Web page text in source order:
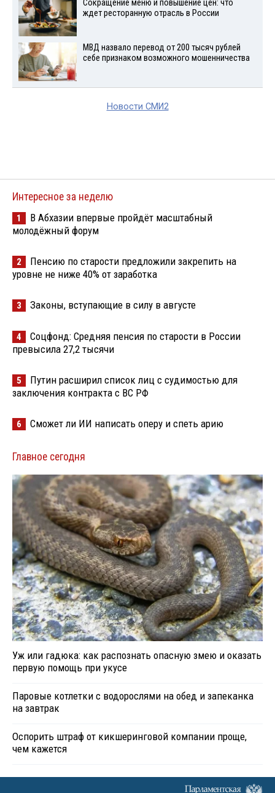
Сокращение меню и повышение цен: что
ждет ресторанную отрасль в России
МВД назвало перевод от 200 тысяч рублей
себе признаком возможного мошенничества
Новости СМИ2
Интересное за неделю
1
В Абхазии впервые пройдёт масштабный
молодёжный форум
2
Пенсию по старости предложили закрепить на
уровне не ниже 40% от заработка
3 Законы, вступающие в силу в августе
4
Соцфонд: Средняя пенсия по старости в России
превысила 27,2 тысячи
5
Путин расширил список лиц с судимостью для
заключения контракта с ВС РФ
6 Сможет ли ИИ написать оперу и спеть арию
Главное сегодня
Уж или гадюка: как распознать опасную змею и оказать
первую помощь при укусе
Паровые котлетки с водорослями на обед и запеканка
на завтрак
Оспорить штраф от кикшеринговой компании проще,
чем кажется